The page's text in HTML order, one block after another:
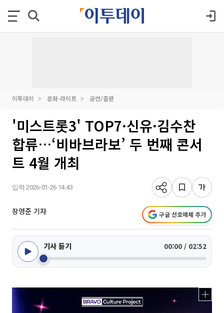
이투데이 문화·라이프 공연/출판
'미스트롯3' TOP7·신유·김수찬
합류…‘비바브라보’ 두 번째 콘서
트 4월 개최
입력 2026-01-26 14:43
장영준 기자 구글 선호매체 추가
기사 듣기 00:00 / 02:52